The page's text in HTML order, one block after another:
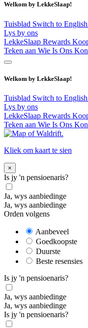
Welkom by LekkeSlaap!
Tuisblad Switch to English
Lys by ons
LekkeSlaap Rewards
Teken aan Wie Is Ons
Welkom by LekkeSlaap!
Tuisblad Switch to English
Lys by ons
LekkeSlaap Rewards
Teken aan Wie Is Ons
Kliek om kaart te sien
×
Is jy 'n pensioenaris?
Ja, wys aanbiedinge
Ja, wys aanbiedinge
Orden volgens
Aanbeveel
Goedkoopste
Duurste
Beste resensies
Is jy 'n pensioenaris?
Ja, wys aanbiedinge
Ja, wys aanbiedinge
Is jy 'n pensioenaris?